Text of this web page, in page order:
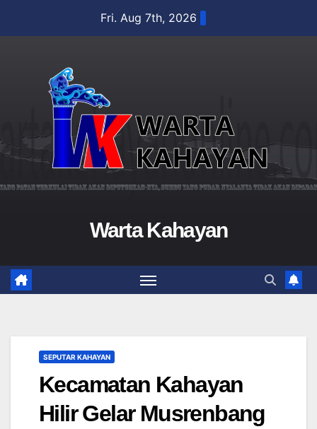
Fri. Aug 7th, 2026
Warta Kahayan
SEPUTAR KAHAYAN
Kecamatan Kahayan
Hilir Gelar Musrenbang